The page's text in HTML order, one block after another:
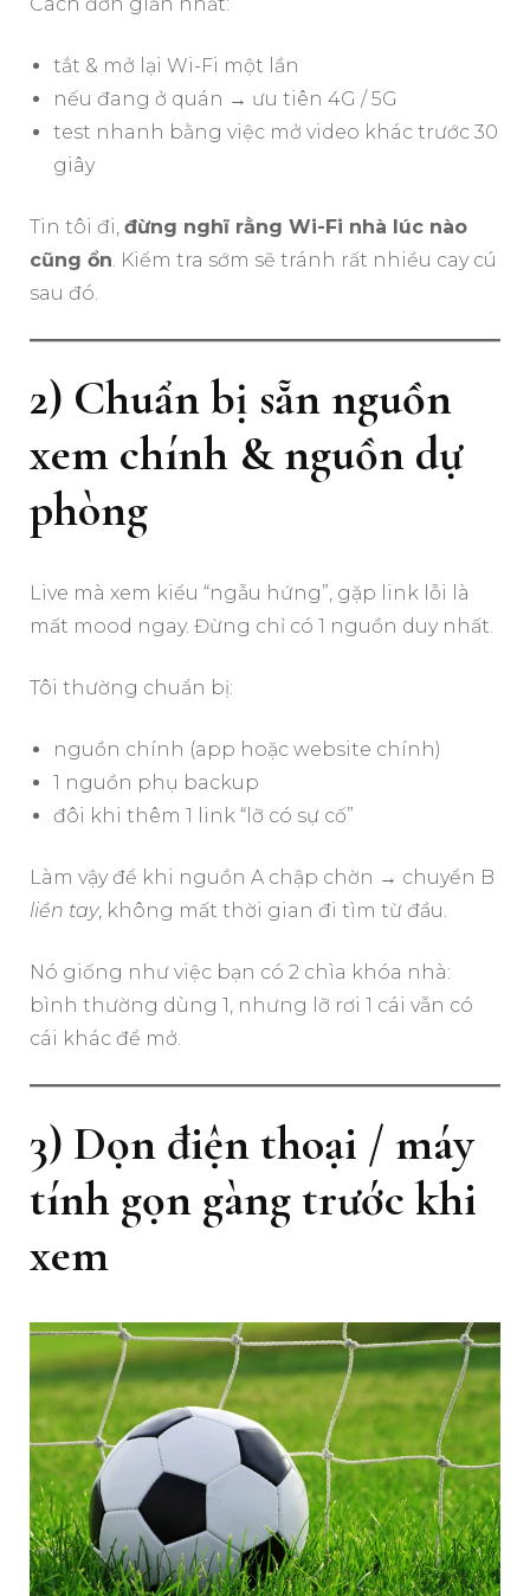
tắt & mở lại Wi-Fi một lần
nếu đang ở quán → ưu tiên 4G / 5G
test nhanh bằng việc mở video khác trước 30
giây
Tin tôi đi, đừng nghĩ rằng Wi-Fi nhà lúc nào
cũng ổn. Kiểm tra sớm sẽ tránh rất nhiều cay cú
sau đó.
2) Chuẩn bị sẵn nguồn
xem chính & nguồn dự
phòng
Live mà xem kiểu “ngẫu hứng”, gặp link lỗi là
mất mood ngay. Đừng chỉ có 1 nguồn duy nhất.
Tôi thường chuẩn bị:
nguồn chính (app hoặc website chính)
1 nguồn phụ backup
đôi khi thêm 1 link “lỡ có sự cố”
Làm vậy để khi nguồn A chập chờn → chuyển B
liền tay, không mất thời gian đi tìm từ đầu.
Nó giống như việc bạn có 2 chìa khóa nhà:
bình thường dùng 1, nhưng lỡ rơi 1 cái vẫn có
cái khác để mở.
3) Dọn điện thoại / máy
tính gọn gàng trước khi
xem